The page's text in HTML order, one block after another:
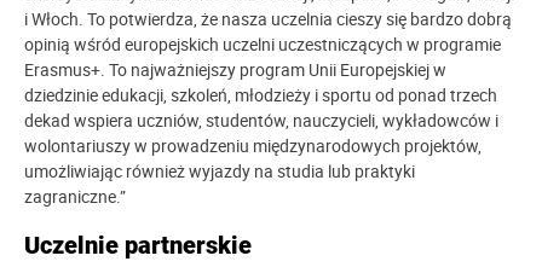
i Włoch. To potwierdza, że nasza uczelnia cieszy się bardzo dobrą
opinią wśród europejskich uczelni uczestniczących w programie
Erasmus+. To najważniejszy program Unii Europejskiej w
dziedzinie edukacji, szkoleń, młodzieży i sportu od ponad trzech
dekad wspiera uczniów, studentów, nauczycieli, wykładowców i
wolontariuszy w prowadzeniu międzynarodowych projektów,
umożliwiając również wyjazdy na studia lub praktyki
zagraniczne.”
Uczelnie partnerskie